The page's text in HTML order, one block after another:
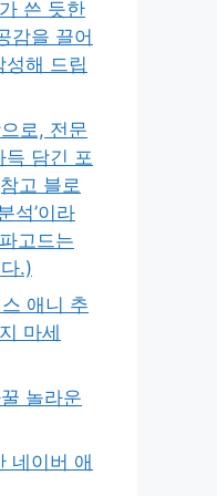
쓴 듯한
감을 끌어
해 드립
로, 전문
득 담긴 포
고 블로
석’이라
고드는
.)
애니 추
마세
놀라운
네이버 애